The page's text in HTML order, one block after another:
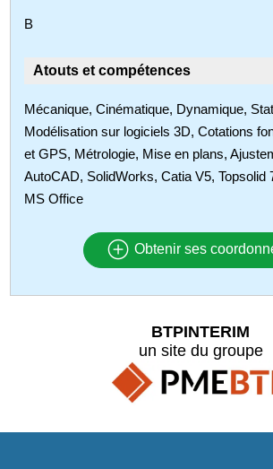
B
Atouts et compétences
Mécanique, Cinématique, Dynamique,
Modélisation sur logiciels 3D, Cotations
et GPS, Métrologie, Mise en plans,
AutoCAD, SolidWorks, Catia V5, Topsolid
MS Office
Obtenir ses
BTPINTERIM
un site du groupe